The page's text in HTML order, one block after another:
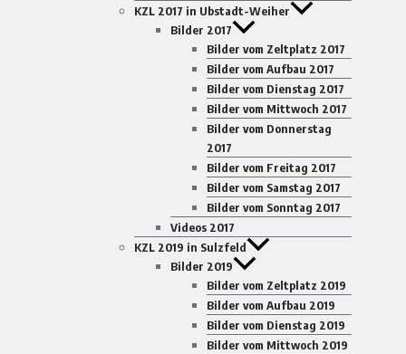
KZL 2017 in Ubstadt-Weiher
Bilder 2017
Bilder vom Zeltplatz 2017
Bilder vom Aufbau 2017
Bilder vom Dienstag 2017
Bilder vom Mittwoch 2017
Bilder vom Donnerstag
2017
Bilder vom Freitag 2017
Bilder vom Samstag 2017
Bilder vom Sonntag 2017
Videos 2017
KZL 2019 in Sulzfeld
Bilder 2019
Bilder vom Zeltplatz 2019
Bilder vom Aufbau 2019
Bilder vom Dienstag 2019
Bilder vom Mittwoch 2019